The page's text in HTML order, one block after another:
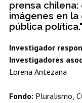
prensa
imágenes en
pública
Investigador
Investigadores
Lorena Antezana
Fondo: Pluralismo,